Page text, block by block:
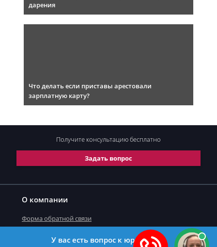
дарения
Что делать если приставы арестовали
зарплатную карту?
О компании
Форма обратной связи
Задать вопрос
Получите консультациюбесплатно
У вас есть вопрос к юристу?